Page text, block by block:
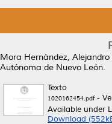
Mora Hernández, Alejandro
Autónoma de Nuevo León.
Texto
1020162454.pdf-
Available under
Download